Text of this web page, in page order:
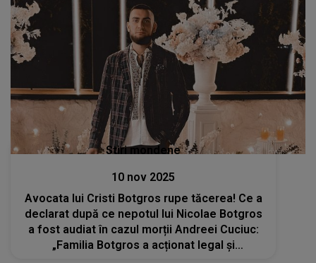
Stiri mondene
10 nov 2025
Avocata lui Cristi Botgros rupe tăcerea! Ce a
declarat după ce nepotul lui Nicolae Botgros
a fost audiat în cazul morții Andreei Cuciuc:
„Familia Botgros a acționat legal și